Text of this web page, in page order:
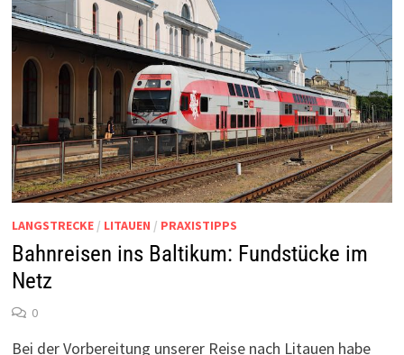
LANGSTRECKE/ LITAUEN / PRAXISTIPPS
Bahnreisen ins Baltikum: Fundstücke im
Netz
0
Bei der Vorbereitung unserer Reise nach Litauen habe